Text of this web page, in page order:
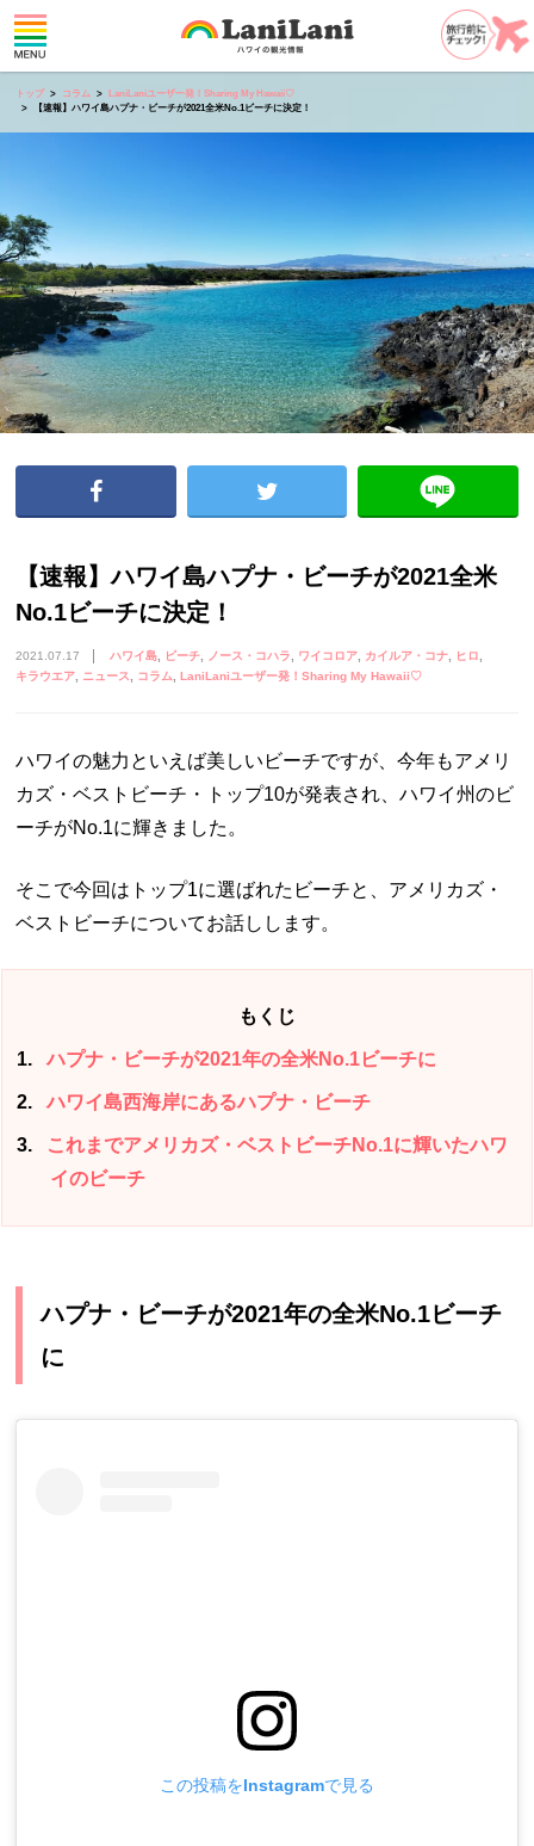
トップ コラム
LaniLaniユーザー発！Sharing My Hawaii♡
【速報】ハワイ島ハプナ・ビーチが2021全米No.1ビーチに決定！
【速報】ハワイ島ハプナ・ビーチが2021全米
No.1ビーチに決定！
2021.07.17 ハワイ島 ビーチ ノース・コハラ ワイコロア カイルア・コナ
ヒロ
キラウエア ニュース コラム LaniLaniユーザー発！Sharing My Hawaii♡
ハワイの魅力といえば美しいビーチですが、今年もアメリ
カズ・ベストビーチ・トップ10が発表され、ハワイ州のビ
ーチがNo.1に輝きました。
そこで今回はトップ1に選ばれたビーチと、アメリカズ・
ベストビーチについてお話しします。
もくじ
1 ハプナ・ビーチが2021年の全米No.1ビーチに
2 ハワイ島西海岸にあるハプナ・ビーチ
3
これまでアメリカズ・ベストビーチNo.1に輝いたハワ
イのビーチ
ハプナ・ビーチが2021年の全米No.1ビーチ
に
この投稿をInstagramで見る